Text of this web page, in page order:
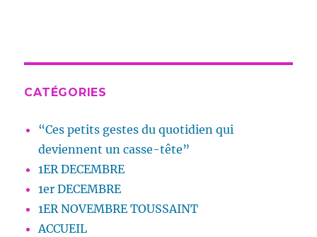
CATÉGORIES
“Ces petits gestes du quotidien qui
deviennent un casse-tête”
1ER DECEMBRE
1er DECEMBRE
1ER NOVEMBRE TOUSSAINT
ACCUEIL